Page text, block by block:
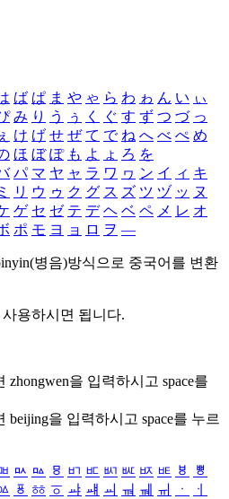
ば ぱ ま や ゃ ら わ ゎ ん い ぃ
み り う ぅ く ぐ す ず つ づ っ
ぇ け げ せ ぜ て で ね へ べ ぺ め
ほ ぼ ぽ も よ ょ ろ を
パ マ ヤ ャ ラ ワ ヮ ン イ ィ キ
ミ リ ウ ゥ ク グ ス ズ ツ ヅ ッ ヌ
ゲ セ ゼ テ デ ヘ ベ ペ メ レ オ
ポ モ ヨ ョ ロ ヲ ―
병음)방식으로 중국어를 변환
용하시면 됩니다.
zhongwen을 입력하시고 space를
beijing을 입력하시고 space를 누르
ㅯ ㅰ ㅱ ㅲ ㅳ ㅴ ㅵ ㅶ ㅷ ㅸ
ㅹ
ㆄ ㆅ ㆆ ㆇ ㆈ ㆉ ㆊ ㆋ ㆌ ㆍ
ㆎ